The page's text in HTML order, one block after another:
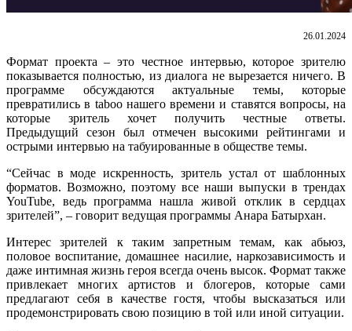
26.01.2024
Формат проекта – это честное интервью, которое зрителю
показывается полностью, из диалога не вырезается ничего. В
программе обсуждаются актуальные темы, которые
превратились в taboo нашего времени и ставятся вопросы, на
которые зритель хочет получить честные ответы.
Предыдущий сезон был отмечен высокими рейтингами и
острыми интервью на табуированные в обществе темы.
“Сейчас в моде искренность, зритель устал от шаблонных
форматов. Возможно, поэтому все наши выпуски в трендах
YouTube, ведь программа нашла живой отклик в сердцах
зрителей”, – говорит ведущая программы Анара Батырхан.
Интерес зрителей к таким запретным темам, как абьюз,
половое воспитание, домашнее насилие, наркозависимость и
даже интимная жизнь героя всегда очень высок. Формат также
привлекает многих артистов и блогеров, которые сами
предлагают себя в качестве гостя, чтобы высказаться или
продемонстрировать свою позицию в той или иной ситуации.